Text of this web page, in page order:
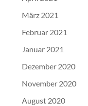
März 2021
Februar 2021
Januar 2021
Dezember 2020
November 2020
August 2020